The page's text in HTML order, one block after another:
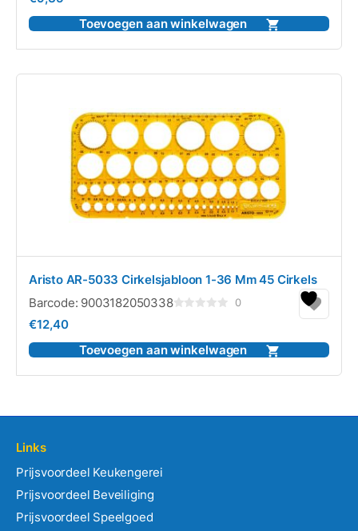
5
Toevoegen aan winkelwagen
Aristo AR-5033 Cirkelsjabloon 1-36 Mm 45 Cirkels
Barcode: 9003182050338
5
0
€12,40
Toevoegen aan winkelwagen
Links
Prijsvoordeel Keukengerei
Prijsvoordeel Beveiliging
Prijsvoordeel Speelgoed